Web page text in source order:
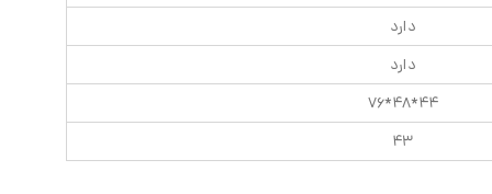
دارد
دارد
۴۴*۴۸*۷۶
۴۳